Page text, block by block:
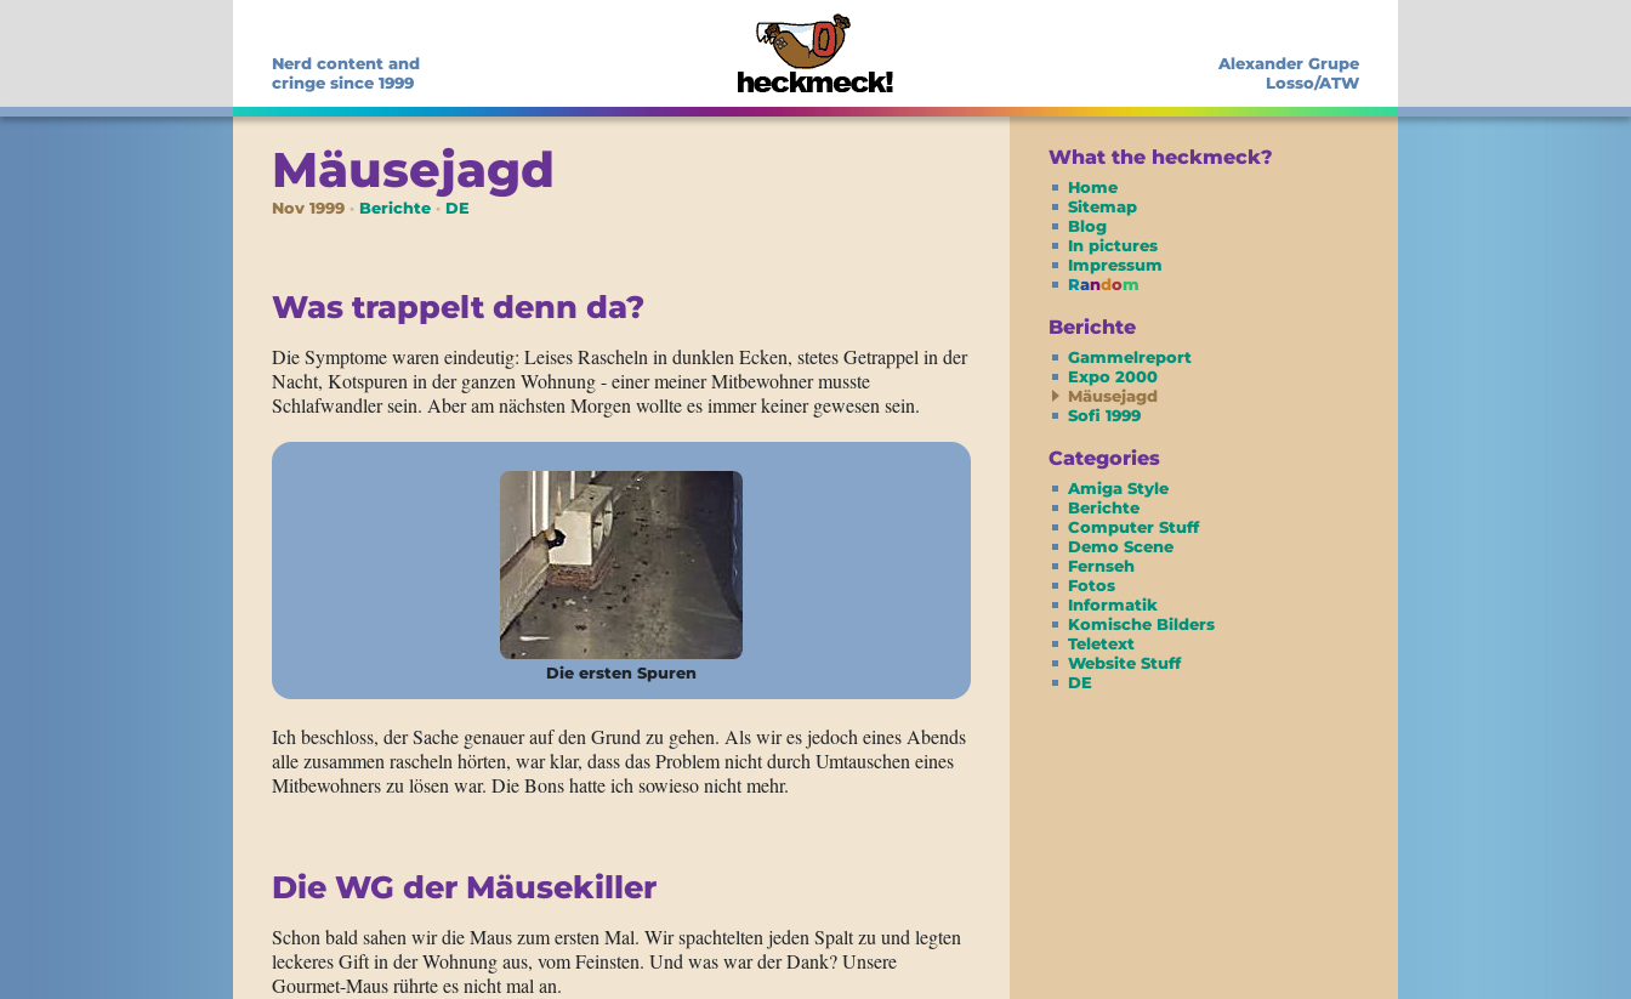
Nerd content and
cringe since 1999
Alexander Grupe
Losso/ATW
Mäusejagd
Nov 1999 Berichte DE
Was trappelt denn da?
Die Symptome waren eindeutig: Leises Rascheln in dunklen Ecken, stetes Getrappel in der
Nacht, Kotspuren in der ganzen Wohnung - einer meiner Mitbewohner musste
Schlafwandler sein. Aber am nächsten Morgen wollte es immer keiner gewesen sein.
Die ersten Spuren
Ich beschloss, der Sache genauer auf den Grund zu gehen. Als wir es jedoch eines Abends
alle zusammen rascheln hörten, war klar, dass das Problem nicht durch Umtauschen eines
Mitbewohners zu lösen war. Die Bons hatte ich sowieso nicht mehr.
Die WG der Mäusekiller
Schon bald sahen wir die Maus zum ersten Mal. Wir spachtelten jeden Spalt zu und legten
leckeres Gift in der Wohnung aus, vom Feinsten. Und was war der Dank? Unsere
Gourmet-Maus rührte es nicht mal an.
What the heckmeck?
Home
Sitemap
Blog
In pictures
Impressum
Random
Berichte
Gammelreport
Expo 2000
Mäusejagd
Sofi 1999
Categories
Amiga Style
Berichte
Computer Stuff
Demo Scene
Fernseh
Fotos
Informatik
Komische Bilders
Teletext
Website Stuff
DE